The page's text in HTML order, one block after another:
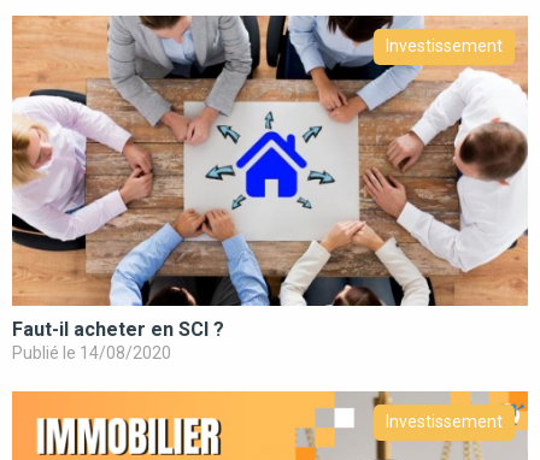
Investissement
Faut-il acheter en SCI ?
Publié le 14/08/2020
Investissement